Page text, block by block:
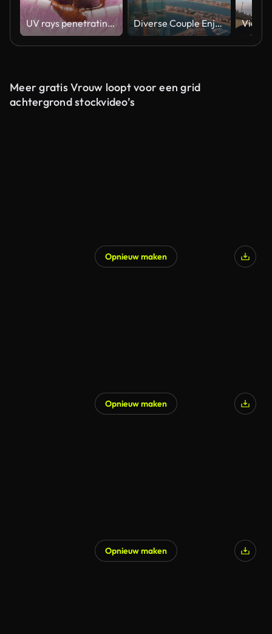
UV rays penetrating skin for melanin synthesis and melasma 3D animation Diverse Couple Enjoying Sunset Views from High Rise Sky Deck Overlooking Palm Jumeirah
Meer gratis Vrouw loopt voor een grid
achtergrond stockvideo’s
Opnieuw maken
Opnieuw maken
Opnieuw maken